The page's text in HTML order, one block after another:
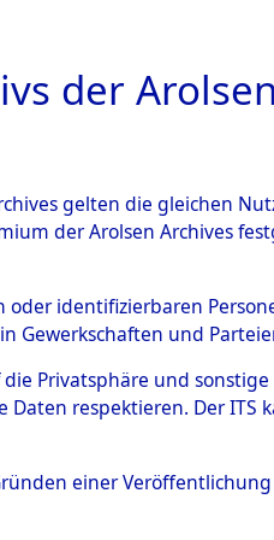
ÜBERSICHT BILD
-
der
gelten die gleichen
der Arolsen Archives
identifizierbaren
und
Privatsphäre und
respektieren. Der
einer